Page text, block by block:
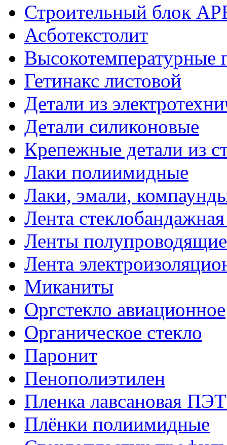
Строительный блок
Асботекстолит
Высокотемпературные
Гетинакс листовой
Детали из
Детали силиконовые
Крепежные детали из
Лаки полиимидные
Лаки, эмали,
Лента
Ленты
Лента
Миканиты
Оргстекло авиационное
Органическое стекло
Паронит
Пенополиэтилен
Пленка лавсановая
Плёнки полиимидные